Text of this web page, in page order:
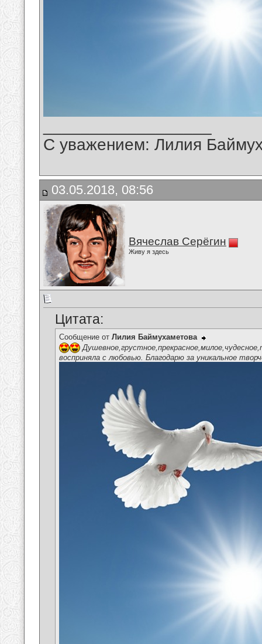
С уважением: Лилия
03.05.2018, 08:56
Вячеслав Серёгин
Живу я здесь
Цитата:
Сообщение от Лилия Баймухаметова
восприняла с любовью. Благодарю за уникальное